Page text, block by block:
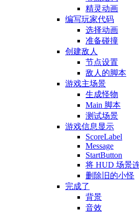
精灵动画
编写玩家代码
选择动画
准备碰撞
创建敌人
节点设置
敌人的脚本
游戏主场景
生成怪物
Main 脚本
测试场景
游戏信息显示
ScoreLabel
Message
StartButton
将 HUD 场景
删除旧的小怪
完成了
背景
音效